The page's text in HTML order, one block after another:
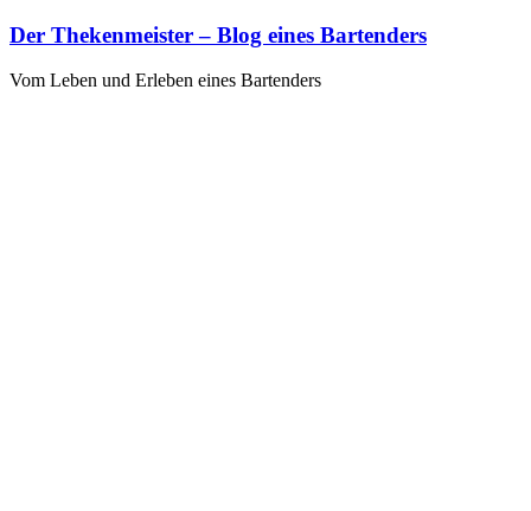
Zum
springen
Der Thekenmeister – Blog eines Bartenders
Vom Leben und Erleben eines Bartenders